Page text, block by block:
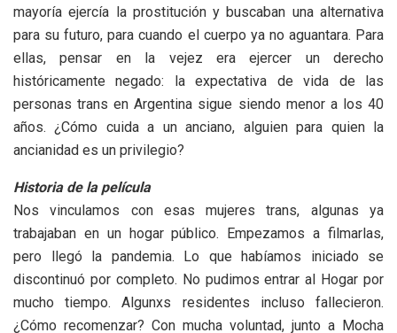
mayoría ejercía la prostitución y buscaban una alternativa
para su futuro, para cuando el cuerpo ya no aguantara. Para
ellas, pensar en la vejez era ejercer un derecho
históricamente negado: la expectativa de vida de las
personas trans en Argentina sigue siendo menor a los 40
años. ¿Cómo cuida a un anciano, alguien para quien la
ancianidad es un privilegio?
Historia de la película
Nos vinculamos con esas mujeres trans, algunas ya
trabajaban en un hogar público. Empezamos a filmarlas,
pero llegó la pandemia. Lo que habíamos iniciado se
discontinuó por completo. No pudimos entrar al Hogar por
mucho tiempo. Algunxs residentes incluso fallecieron.
¿Cómo recomenzar? Con mucha voluntad, junto a Mocha